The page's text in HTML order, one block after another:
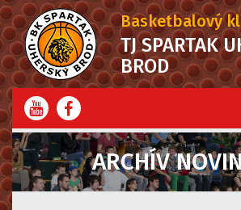
Basketbalový
TJ SPARTAK
BROD
ARCHÍV